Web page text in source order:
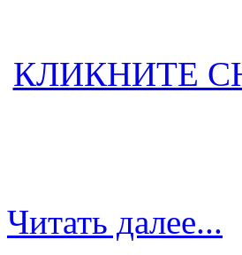
КЛИКНИТЕ
Читать далее...